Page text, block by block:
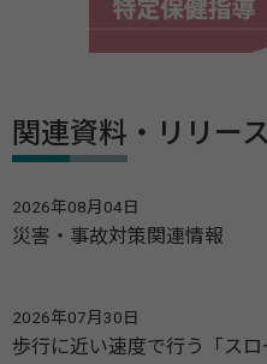
関連資料・リリース
2026年08月04日
災害・事故対策関連情報
2026年07月30日
歩行に近い速度で行う「ス